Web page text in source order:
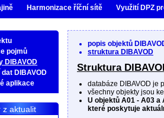
Harmonizace říční sítě Využití DPZ
pojmů
DIBAVOD
DIBAVOD
aplikace
z aktualit
popis objektů
struktura DIBAVOD
Struktura
databáze DIBAVOD je
všechny objekty jsou
U objektů A01 - A03
které poskytuje